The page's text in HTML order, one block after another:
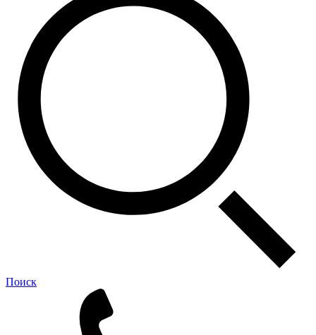
Поиск